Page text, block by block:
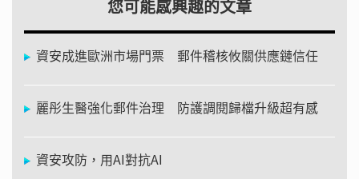
您可能感興趣的文章
資安成進歐洲市場門票 郵件稽核攸關供應鏈信任
麗彤生醫強化郵件治理 防護調閱歸檔升級超有感
資安攻防，用AI對抗AI